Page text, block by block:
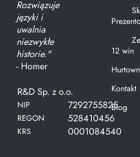
Rozwiązuje
języki i
uwalnia
niezwykłe
historie."
- Homer
R&D Sp. z o.o.
NIP 7292755825
REGON 528410456
KRS 0001084540
12 win
Kontakt
Blog